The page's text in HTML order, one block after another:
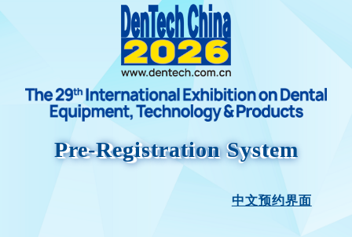
Pre-Registration System
中文预约界面